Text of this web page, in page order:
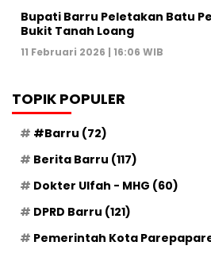
Bupati Barru Peletakan Batu
Bukit Tanah Loang
11 Februari 2026 | 16:06 WIB
TOPIK POPULER
#Barru (72)
Berita Barru (117)
Dokter Ulfah - MHG (60)
DPRD Barru (121)
Pemerintah Kota